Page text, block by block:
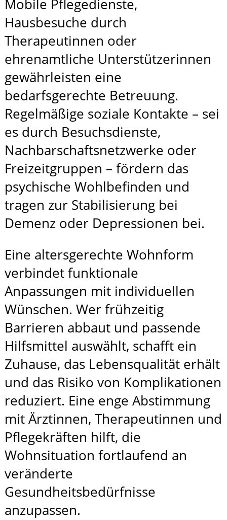
Mobile Pflegedienste,
Hausbesuche durch
Therapeutinnen oder
ehrenamtliche Unterstützerinnen
gewährleisten eine
bedarfsgerechte Betreuung.
Regelmäßige soziale Kontakte – sei
es durch Besuchsdienste,
Nachbarschaftsnetzwerke oder
Freizeitgruppen – fördern das
psychische Wohlbefinden und
tragen zur Stabilisierung bei
Demenz oder Depressionen bei.
Eine altersgerechte Wohnform
verbindet funktionale
Anpassungen mit individuellen
Wünschen. Wer frühzeitig
Barrieren abbaut und passende
Hilfsmittel auswählt, schafft ein
Zuhause, das Lebensqualität erhält
und das Risiko von Komplikationen
reduziert. Eine enge Abstimmung
mit Ärztinnen, Therapeutinnen und
Pflegekräften hilft, die
Wohnsituation fortlaufend an
veränderte
Gesundheitsbedürfnisse
anzupassen.